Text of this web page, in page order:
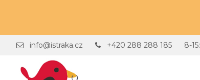
info@istraka.cz +420 288 288 185 8-